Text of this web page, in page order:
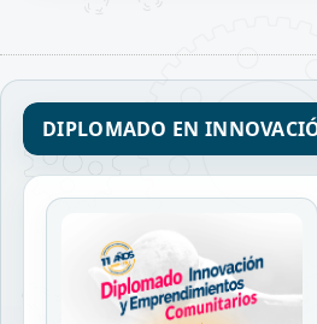
DIPLOMADO EN